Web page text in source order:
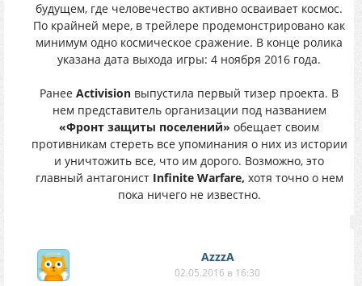
будущем, где человечество активно осваивает космос.
По крайней мере, в трейлере продемонстрировано как
минимум одно космическое сражение. В конце ролика
указана дата выхода игры: 4 ноября 2016 года.
Ранее Activision выпустила первый тизер проекта. В
нем представитель организации под названием
«Фронт защиты поселений» обещает своим
противникам стереть все упоминания о них из истории
и уничтожить все, что им дорого. Возможно, это
главный антагонист Infinite Warfare, хотя точно о нем
пока ничего не известно.
AzzzA
02.05.2016 в 16:30